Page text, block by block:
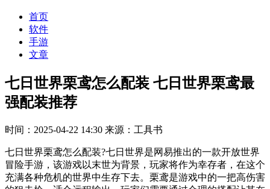
首页
软件
手游
文章
七日世界栗鸢怎么配装 七日世界栗鸢最
强配装推荐
时间：2025-04-22 14:30 来源：工具书
七日世界栗鸢怎么配装?七日世界是网易推出的一款开放世界
冒险手游，该游戏以末世为背景，玩家将作为幸存者，在这个
充满各种危机的世界中生存下去。栗鸢是游戏中的一把高伤害